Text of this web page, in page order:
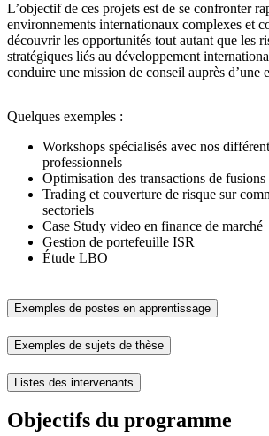
L’objectif de ces projets est de se confronter
environnements internationaux complexes et
découvrir les opportunités tout autant que les
stratégiques liés au développement
conduire une mission de conseil auprès d’une
Quelques exemples :
Workshops spécialisés avec nos
professionnels
Optimisation des transactions de
Trading et couverture de risque sur
sectoriels
Case Study video en finance de marché
Gestion de portefeuille ISR
Étude LBO
Exemples de postes en apprentissage
Exemples de sujets de thèse
Listes des intervenants
Objectifs du programme